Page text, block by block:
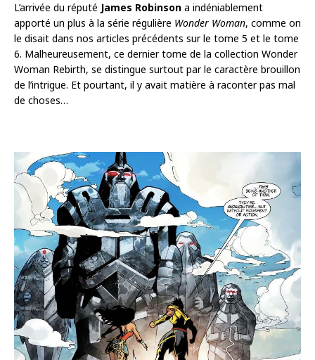
L’arrivée du réputé James Robinson a indéniablement
apporté un plus à la série régulière Wonder Woman, comme on
le disait dans nos articles précédents sur le tome 5 et le tome
6. Malheureusement, ce dernier tome de la collection Wonder
Woman Rebirth, se distingue surtout par le caractère brouillon
de l’intrigue. Et pourtant, il y avait matière à raconter pas mal
de choses…